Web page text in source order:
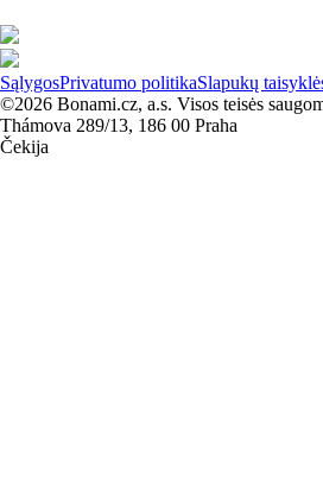
SąlygosPrivatumo politikaSlapukų
©2026 Bonami.cz, a.s. Visos teisės
Thámova 289/13, 186 00 Praha
Čekija